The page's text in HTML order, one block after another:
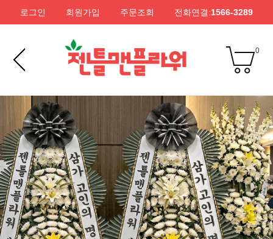
로그인 회원가입 주문조회 전화연결:1566-3289
0